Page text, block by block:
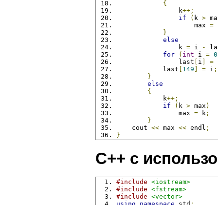
{
                k
++;
if
( k >
                    max
=
}
else
                k
= i -
for
( int i = 0
                last
i =
            last
149 = i ;
}
else
{
            k
++;
if
( k > max )
                max
= k ;
}
    cout
<< max << endl ;
}
C++ с
#include <iostream>
#include <fstream>
#include <vector>